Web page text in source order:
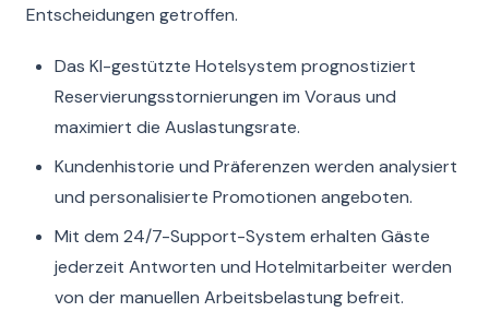
Entscheidungen getroffen.
Das KI-gestützte Hotelsystem prognostiziert
Reservierungsstornierungen im Voraus und
maximiert die Auslastungsrate.
Kundenhistorie und Präferenzen werden analysiert
und personalisierte Promotionen angeboten.
Mit dem 24/7-Support-System erhalten Gäste
jederzeit Antworten und Hotelmitarbeiter werden
von der manuellen Arbeitsbelastung befreit.